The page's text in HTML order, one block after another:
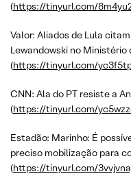
(https://tinyurl.com/
Valor: Aliados de Lula
Lewandowski no Ministério
(https://tinyurl.com/
CNN: Ala do PT resiste a
(https://tinyurl.com/
Estadão: Marinho: É
preciso mobilização para
(https://tinyurl.com/